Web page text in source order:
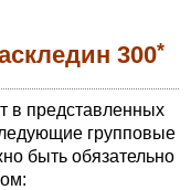
300*
в представленных
групповые
быть обязательно